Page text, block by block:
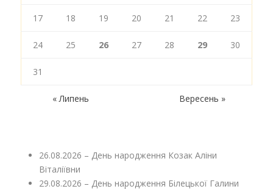
17 18 19 20 21 22 23
24 25 26 27 28 29 30
31
« Липень Вересень »
26.08.2026 – День народження Козак Аліни
Віталіївни
29.08.2026 – День народження Білецької Галини